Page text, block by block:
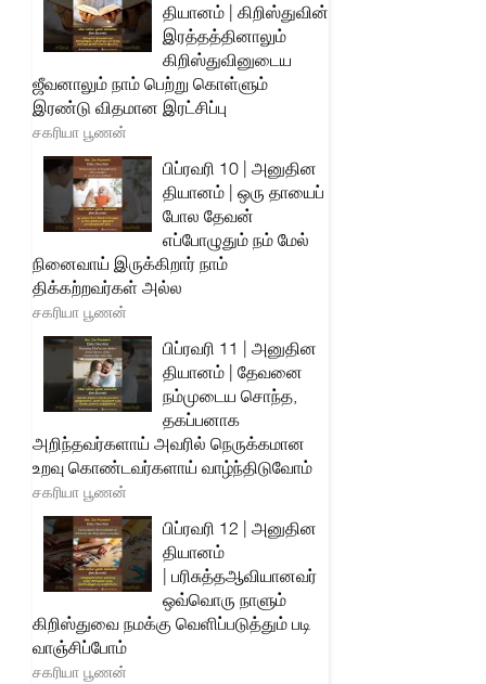
தியானம் | கிறிஸ்துவின்
இரத்தத்தினாலும்
கிறிஸ்துவினுடைய
ஜீவனாலும் நாம் பெற்று கொள்ளும்
இரண்டு விதமான இரட்சிப்பு
சகரியா பூணன்
பிப்ரவரி 10 | அனுதின
தியானம் | ஒரு தாயைப்
போல தேவன்
எப்போழுதும் நம் மேல்
நினைவாய் இருக்கிறார் நாம்
திக்கற்றவர்கள் அல்ல
சகரியா பூணன்
பிப்ரவரி 11 | அனுதின
தியானம் | தேவனை
நம்முடைய சொந்த,
தகப்பனாக
அறிந்தவர்களாய் அவரில் நெருக்கமான
உறவு கொண்டவர்களாய் வாழ்ந்திடுவோம்
சகரியா பூணன்
பிப்ரவரி 12 | அனுதின
தியானம்
| பரிசுத்தஆவியானவர்
ஒவ்வொரு நாளும்
கிறிஸ்துவை நமக்கு வெளிப்படுத்தும் படி
வாஞ்சிப்போம்
சகரியா பூணன்